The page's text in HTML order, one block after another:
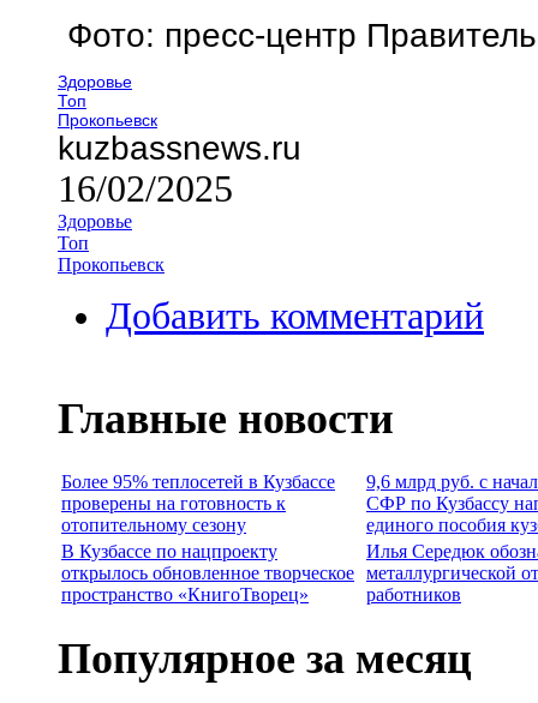
Фото: пресс-центр
Здоровье
Топ
Прокопьевск
kuzbassnews.ru
16/02/2025
Здоровье
Топ
Прокопьевск
Добавить комментарий
Главные новости
Более 95% теплосетей в Кузбассе
проверены на готовность к
отопительному сезону
9,6 млрд руб. с
СФР по Кузбассу
единого пособия
В Кузбассе по нацпроекту
открылось обновленное творческое
пространство «КнигоТворец»
Илья Середюк
металлургической
работников
Популярное за месяц